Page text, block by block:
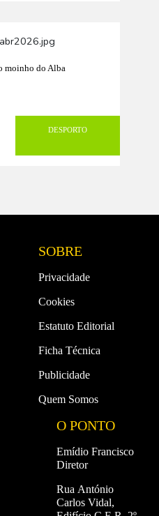
moinho do Alba
DESPORTO
SOBRE
Privacidade
Cookies
Estatuto Editorial
Ficha Técnica
Publicidade
Quem Somos
O PONTO
Emídio Francisco
Diretor
Rua António
Carlos Vidal,